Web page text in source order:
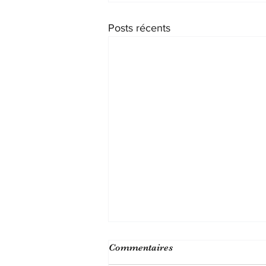
Posts récents
Agression d'un praticien
hospitalier sur son confrère :
Commentaires